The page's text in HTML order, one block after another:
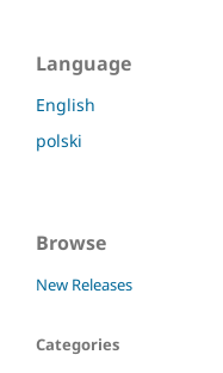
Language
English
polski
Browse
New Releases
Categories